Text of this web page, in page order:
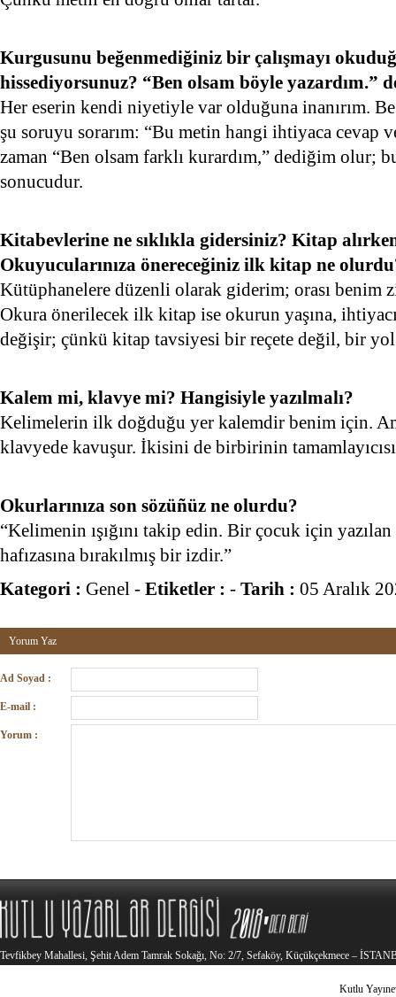
Kurgusunu beğenmediğiniz bir çalışmayı
hissediyorsunuz? “Ben olsam böyle yazardım.”
Her eserin kendi niyetiyle var olduğuna inanırım.
şu soruyu sorarım: “Bu metin hangi ihtiyaca cevap
zaman “Ben olsam farklı kurardım,” dediğim olur;
sonucudur.
Kitabevlerine ne sıklıkla gidersiniz? Kitap
Okuyucularınıza önereceğiniz ilk kitap ne
Kütüphanelere düzenli olarak giderim; orası benim
Okura önerilecek ilk kitap ise okurun yaşına,
değişir; çünkü kitap tavsiyesi bir reçete değil, bir yol
Kalem mi, klavye mi? Hangisiyle yazılmalı?
Kelimelerin ilk doğduğu yer kalemdir benim için.
klavyede kavuşur. İkisini de birbirinin
Okurlarınıza son sözüñüz ne olurdu?
“Kelimenin ışığını takip edin. Bir çocuk için
hafızasına bırakılmış bir izdir.”
Kategori : Genel - Etiketler : - Tarih : 05 Aralık
Yorum Yaz
Ad Soyad :
E-mail :
Yorum :
Tevfikbey Mahallesi, Şehit Adem Tamrak Sokağı, No: 2/7, Sefaköy, Küçükçekmece –
Kutlu